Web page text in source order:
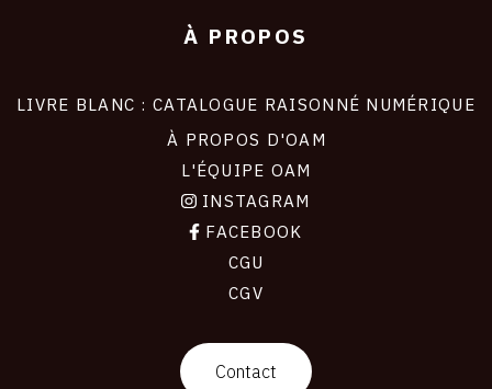
À PROPOS
LIVRE BLANC : CATALOGUE RAISONNÉ NUMÉRIQUE
À PROPOS D'OAM
L'ÉQUIPE OAM
INSTAGRAM
FACEBOOK
CGU
CGV
Contact